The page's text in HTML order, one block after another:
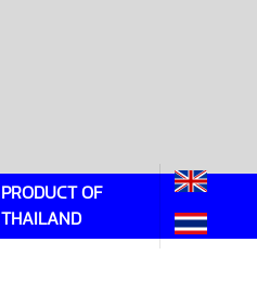
PRODUCT OF
THAILAND